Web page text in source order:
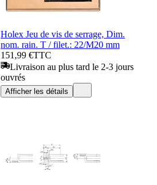
Holex Jeu de vis de serrage, Dim.
nom. rain. T / filet.: 22/M20 mm
151,99 €TTC
Livraison au plus tard le 2-3 jours
ouvrés
Afficher les détails